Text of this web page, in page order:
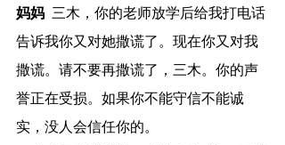
妈妈
告诉我你又对她撒谎了。现在你又对我
撒谎。请不要再撒谎了，三木。你的声
誉正在受损。如果你不能守信不能诚
实，没人会信任你的。